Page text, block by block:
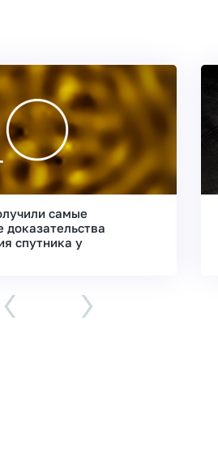
самые
доказательства
спутника у
‹ ›